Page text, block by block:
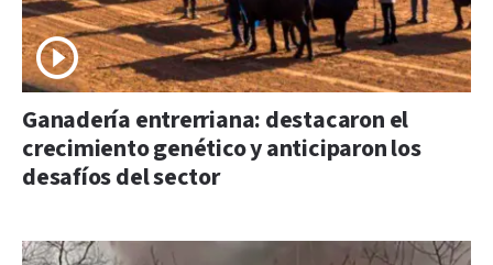
Ganadería entrerriana: destacaron el
crecimiento genético y anticiparon los
desafíos del sector